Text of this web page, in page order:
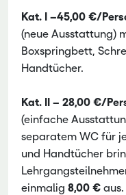
Kat. I –45,00 €/
(neue Ausstattung)
Boxspringbett,
Handtücher.
Kat. II – 28,00 €/
(einfache
separatem WC für
und Handtücher
einmalig8,00 € aus.